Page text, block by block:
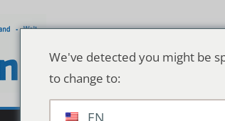
We've detected you might be
to change to:
EN